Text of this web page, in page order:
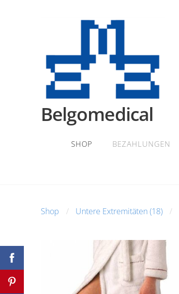
Belgomedical
SHOP BEZAHLUNGEN
Shop Untere Extremitäten (18)